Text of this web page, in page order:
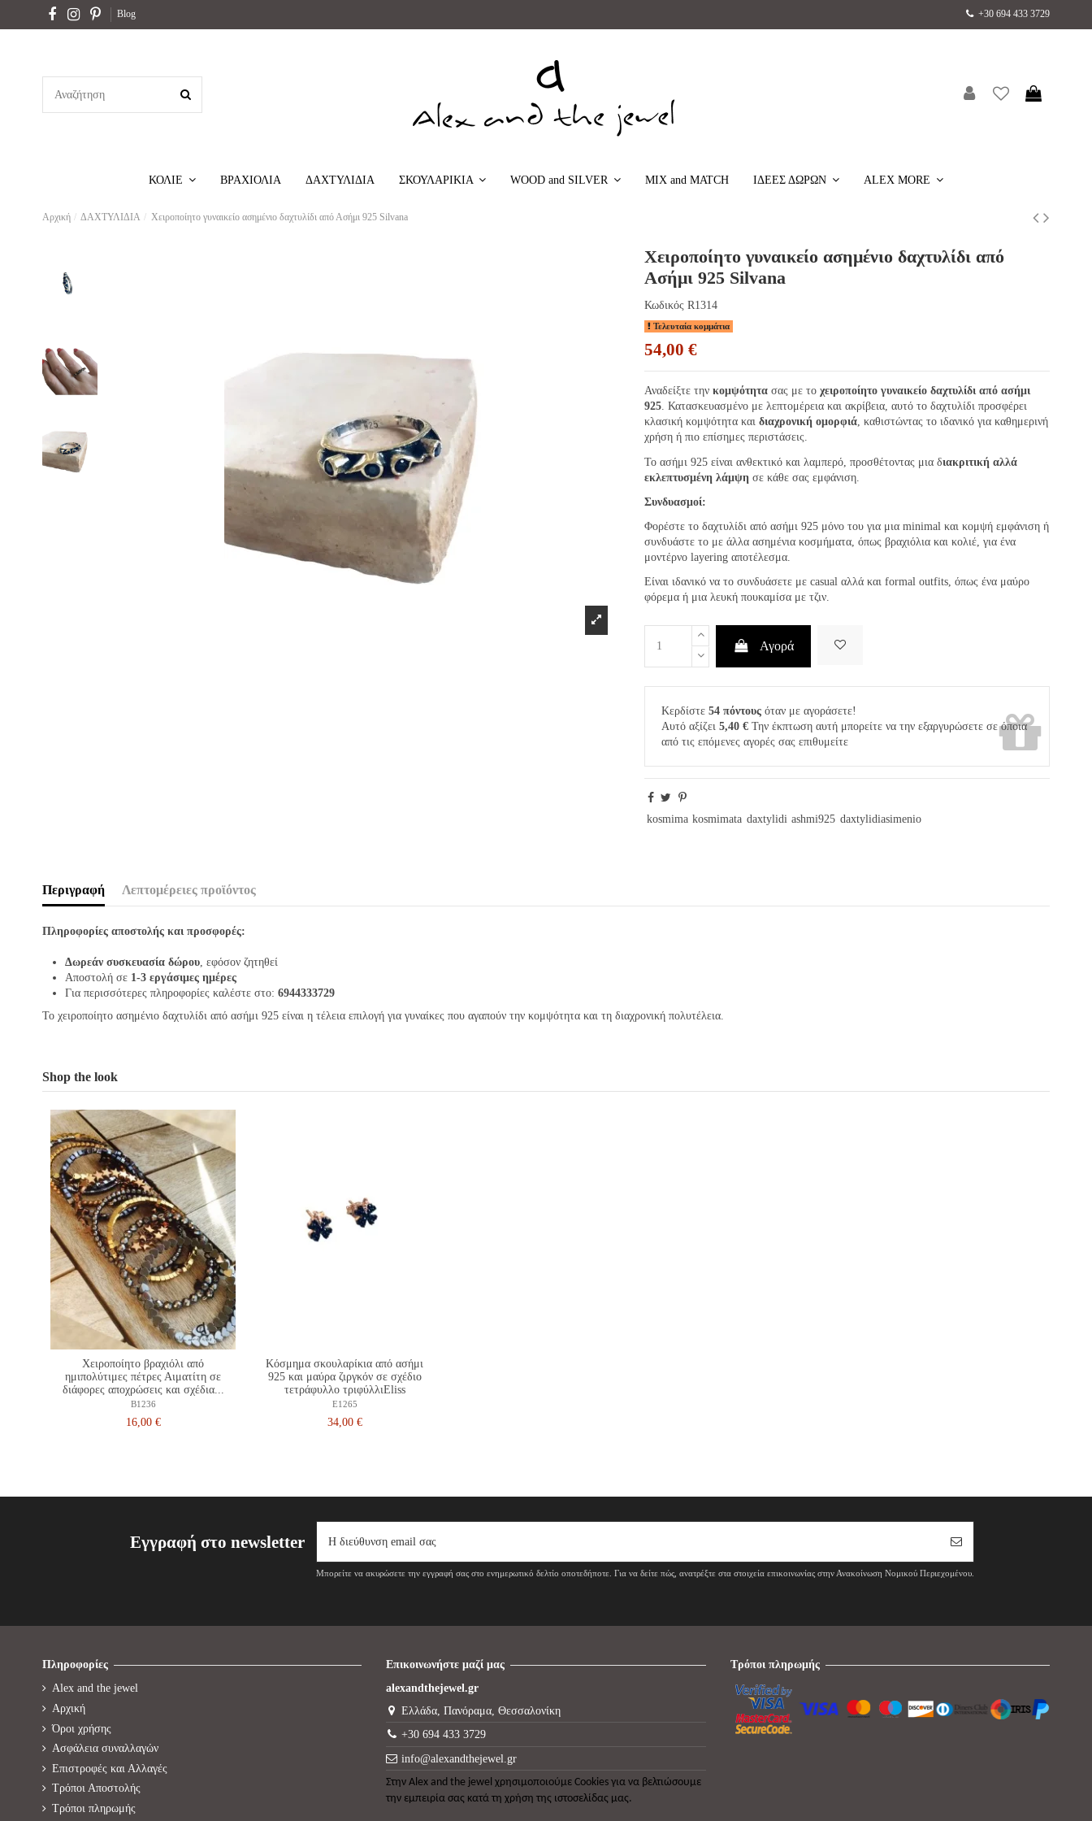
Blog +30 694 433 3729
ΚΟΛΙΕ ΒΡΑΧΙΟΛΙΑ ΔΑΧΤΥΛΙΔΙΑ ΣΚΟΥΛΑΡΙΚΙΑ WOOD and SILVER MIX and MATCH ΙΔΕΕΣ ΔΩΡΩΝ ALEX MORE
Αρχική ΔΑΧΤΥΛΙΔΙΑ Χειροποίητο γυναικείο ασημένιο δαχτυλίδι από Ασήμι 925 Silvana
Χειροποίητο γυναικείο ασημένιο δαχτυλίδι από
Ασήμι 925 Silvana
Κωδικός R1314
Τελευταία κομμάτια
54,00 €
Αναδείξτε την κομψότητασας με το χειροποίητο γυναικείο δαχτυλίδι από ασήμι
925. Κατασκευασμένο με λεπτομέρεια και ακρίβεια, αυτό το δαχτυλίδι προσφέρει
κλασική κομψότητα και διαχρονική ομορφιά, καθιστώντας το ιδανικό για καθημερινή
χρήση ή πιο επίσημες περιστάσεις.
Το ασήμι 925 είναι ανθεκτικό και λαμπερό, προσθέτοντας μια διακριτική αλλά
εκλεπτυσμένη λάμψη σε κάθε σας εμφάνιση.
Συνδυασμοί:
Φορέστε το δαχτυλίδι από ασήμι 925 μόνο του για μια minimal και κομψή εμφάνιση ή
συνδυάστε το με άλλα ασημένια κοσμήματα, όπως βραχιόλια και κολιέ, για ένα
μοντέρνο layering αποτέλεσμα.
Είναι ιδανικό να το συνδυάσετε με casual αλλά και formal outfits, όπως ένα μαύρο
φόρεμα ή μια λευκή πουκαμίσα με τζιν.
Αγορά
Κερδίστε 54 πόντουςόταν με αγοράσετε!
Αυτό αξίζει 5,40 €Την έκπτωση αυτή μπορείτε να την εξαργυρώσετε σε όποια
από τις επόμενες αγορές σας επιθυμείτε
kosmima kosmimata daxtylidi ashmi925 daxtylidiasimenio
Περιγραφή Λεπτομέρειες προϊόντος
Πληροφορίες αποστολής και προσφορές:
Δωρεάν συσκευασία δώρου, εφόσον ζητηθεί
Αποστολή σε 1-3 εργάσιμες ημέρες
Για περισσότερες πληροφορίες καλέστε στο: 6944333729
Το χειροποίητο ασημένιο δαχτυλίδι από ασήμι 925 είναι η τέλεια επιλογή για γυναίκες που αγαπούν την κομψότητα και τη διαχρονική πολυτέλεια.
Shop the look
Χειροποίητο βραχιόλι από
ημιπολύτιμες πέτρες Αιματίτη σε
διάφορες αποχρώσεις και σχέδια...
B1236
16,00 €
Κόσμημα σκουλαρίκια από ασήμι
925 και μαύρα ζιργκόν σε σχέδιο
τετράφυλλο τριφύλλιEliss
E1265
34,00 €
Εγγραφή στο newsletter
Μπορείτε να ακυρώσετε την εγγραφή σας στο ενημερωτικό δελτίο οποτεδήποτε. Για να δείτε πώς, ανατρέξτε στα στοιχεία επικοινωνίας στην Ανακοίνωση Νομικού Περιεχομένου.
Πληροφορίες
Alex and the jewel
Αρχική
Όροι χρήσης
Ασφάλεια συναλλαγών
Επιστροφές και Αλλαγές
Τρόποι Αποστολής
Τρόποι πληρωμής
Επικοινωνήστε μαζί μας
alexandthejewel.gr
Ελλάδα, Πανόραμα, Θεσσαλονίκη
+30 694 433 3729
info@alexandthejewel.gr
Στην Alex and the jewel χρησιμοποιούμε Cookies για να βελτιώσουμε
την εμπειρία σας κατά τη χρήση της ιστοσελίδας μας.
Τρόποι πληρωμής